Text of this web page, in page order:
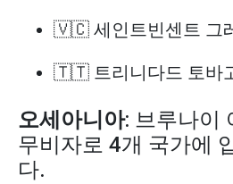
🇻🇨 세인트빈센트 그
🇹🇹 트리니다드 토바
오세아니아: 브루나이
무비자로 4개 국가에
다.